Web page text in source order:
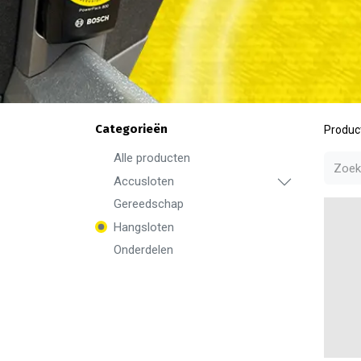
Categorieën
Alle producten
Accusloten
Gereedschap
Hangsloten
Onderdelen